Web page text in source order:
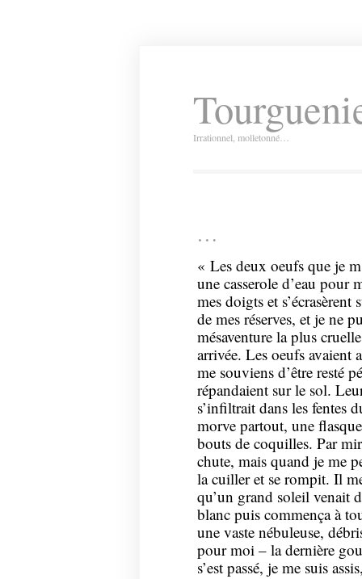
Irrationnel, molletonné…
…
« Les deux oeufs que je
une casserole d’eau pour
mes doigts et
de mes réserves, et je ne
mésaventure la plus
arrivée. Les oeufs avaient
me souviens d’être resté
répandaient sur le sol.
s’infiltrait dans les fentes
morve partout, une
bouts de coquilles. Par
chute, mais quand je me
la cuiller et se rompit. Il
qu’un grand soleil venait
blanc puis commença à
une vaste nébuleuse,
pour moi – la dernière
s’est passé, je me suis